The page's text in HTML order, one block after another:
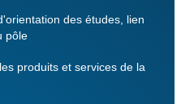
des études, lien
pôle
produits et services de la